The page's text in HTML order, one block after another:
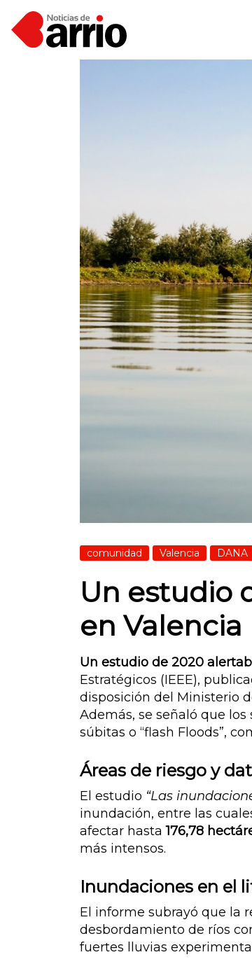
comunidad Valencia DANA
Un estudio
en Valencia
Un estudio de 2020
Estratégicos (IEEE),
disposición del Ministerio
Además, se señaló que
súbitas o “flash Floods”,
Áreas de riesgo y
El estudio “Las
inundación, entre las
afectar hasta176,78
más intensos.
Inundaciones en el
El informe subrayó que la
desbordamiento de ríos
fuertes lluvias